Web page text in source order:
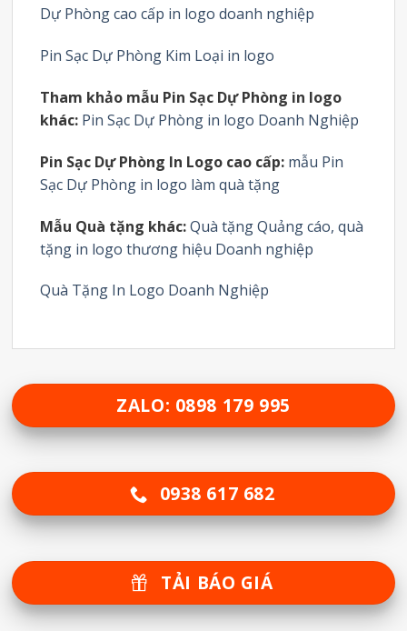
Dự Phòng cao cấp in logo doanh nghiệp
Pin Sạc Dự Phòng Kim Loại in logo
Tham khảo mẫu Pin Sạc Dự Phòng in logo
khác: Pin Sạc Dự Phòng in logo Doanh Nghiệp
Pin Sạc Dự Phòng In Logo cao cấp: mẫu Pin
Sạc Dự Phòng in logo làm quà tặng
Mẫu Quà tặng khác:Quà tặng Quảng cáo, quà
tặng in logo thương hiệu Doanh nghiệp
Quà Tặng In Logo Doanh Nghiệp
ZALO: 0898 179 995
0938 617 682
TẢI BÁO GIÁ